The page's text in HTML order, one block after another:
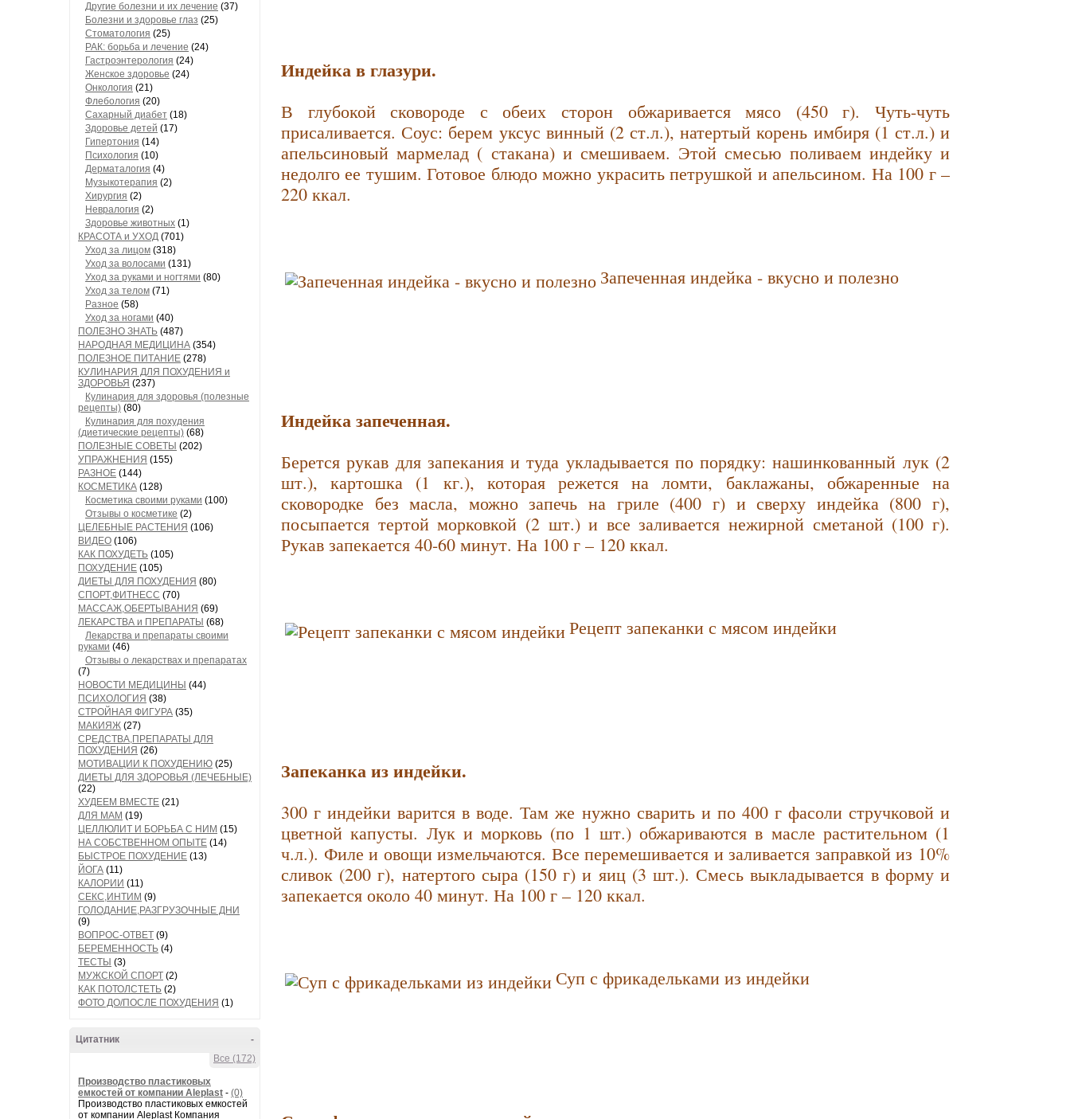
Другие болезни и их лечение (37)
Болезни и здоровье глаз (25)
Стоматология (25)
РАК: борьба и лечение (24)
Гастроэнтерология (24)
Женское здоровье (24)
Онкология (21)
Флебология (20)
Сахарный диабет (18)
Здоровье детей (17)
Гипертония (14)
Психология (10)
Дерматалогия (4)
Музыкотерапия (2)
Хирургия (2)
Невралогия (2)
Здоровье животных (1)
КРАСОТА и УХОД (701)
Уход за лицом (318)
Уход за волосами (131)
Уход за руками и ногтями (80)
Уход за телом (71)
Разное (58)
Уход за ногами (40)
ПОЛЕЗНО ЗНАТЬ (487)
НАРОДНАЯ МЕДИЦИНА (354)
ПОЛЕЗНОЕ ПИТАНИЕ (278)
КУЛИНАРИЯ ДЛЯ ПОХУДЕНИЯ и
ЗДОРОВЬЯ (237)
Кулинария для здоровья (полезные
рецепты) (80)
Кулинария для похудения
(диетические рецепты) (68)
ПОЛЕЗНЫЕ СОВЕТЫ (202)
УПРАЖНЕНИЯ (155)
РАЗНОЕ (144)
КОСМЕТИКА (128)
Косметика своими руками (100)
Отзывы о косметике (2)
ЦЕЛЕБНЫЕ РАСТЕНИЯ (106)
ВИДЕО (106)
КАК ПОХУДЕТЬ (105)
ПОХУДЕНИЕ (105)
ДИЕТЫ ДЛЯ ПОХУДЕНИЯ (80)
СПОРТ,ФИТНЕСС (70)
МАССАЖ,ОБЕРТЫВАНИЯ (69)
ЛЕКАРСТВА и ПРЕПАРАТЫ (68)
Лекарства и препараты своими
руками (46)
Отзывы о лекарствах и препаратах
(7)
НОВОСТИ МЕДИЦИНЫ (44)
ПСИХОЛОГИЯ (38)
СТРОЙНАЯ ФИГУРА (35)
МАКИЯЖ (27)
СРЕДСТВА,ПРЕПАРАТЫ ДЛЯ
ПОХУДЕНИЯ (26)
МОТИВАЦИИ К ПОХУДЕНИЮ (25)
ДИЕТЫ ДЛЯ ЗДОРОВЬЯ (ЛЕЧЕБНЫЕ)
(22)
ХУДЕЕМ ВМЕСТЕ (21)
ДЛЯ МАМ (19)
ЦЕЛЛЮЛИТ И БОРЬБА С НИМ (15)
НА СОБСТВЕННОМ ОПЫТЕ (14)
БЫСТРОЕ ПОХУДЕНИЕ (13)
ЙОГА (11)
КАЛОРИИ (11)
СЕКС,ИНТИМ (9)
ГОЛОДАНИЕ,РАЗГРУЗОЧНЫЕ ДНИ
(9)
ВОПРОС-ОТВЕТ (9)
БЕРЕМЕННОСТЬ (4)
ТЕСТЫ (3)
МУЖСКОЙ СПОРТ (2)
КАК ПОТОЛСТЕТЬ (2)
ФОТО ДО/ПОСЛЕ ПОХУДЕНИЯ (1)
-
Цитатник
Все (172)
Производство пластиковых
емкостей от компании Aleplast - (0)
Производство пластиковых емкостей
от компании Aleplast Компания
Индейка в глазури.
В глубокой сковороде с обеих сторон обжаривается мясо (450 г). Чуть-чуть
присаливается. Соус: берем уксус винный (2 ст.л.), натертый корень имбиря (1 ст.л.) и
апельсиновый мармелад ( стакана) и смешиваем. Этой смесью поливаем индейку и
недолго ее тушим. Готовое блюдо можно украсить петрушкой и апельсином. На 100 г –
220 ккал.
Запеченная индейка - вкусно и полезно
Индейка запеченная.
Берется рукав для запекания и туда укладывается по порядку: нашинкованный лук (2
шт.), картошка (1 кг.), которая режется на ломти, баклажаны, обжаренные на
сковородке без масла, можно запечь на гриле (400 г) и сверху индейка (800 г),
посыпается тертой морковкой (2 шт.) и все заливается нежирной сметаной (100 г).
Рукав запекается 40-60 минут. На 100 г – 120 ккал.
Рецепт запеканки с мясом индейки
Запеканка из индейки.
300 г индейки варится в воде. Там же нужно сварить и по 400 г фасоли стручковой и
цветной капусты. Лук и морковь (по 1 шт.) обжариваются в масле растительном (1
ч.л.). Филе и овощи измельчаются. Все перемешивается и заливается заправкой из 10%
сливок (200 г), натертого сыра (150 г) и яиц (3 шт.). Смесь выкладывается в форму и
запекается около 40 минут. На 100 г – 120 ккал.
Суп с фрикадельками из индейки